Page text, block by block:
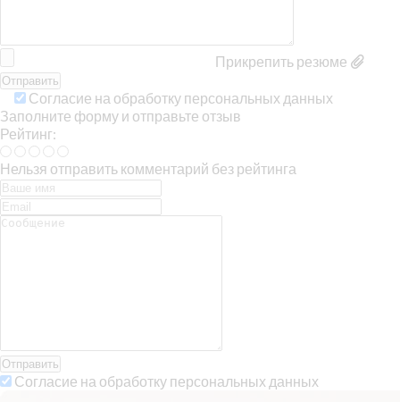
Прикрепить резюме
Согласие на обработку персональных данных
Заполните форму и отправьте отзыв
Рейтинг:
Нельзя отправить комментарий без рейтинга
Отправить
Согласие на обработку персональных данных